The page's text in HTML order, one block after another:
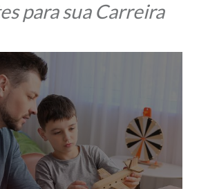
para sua Carreira